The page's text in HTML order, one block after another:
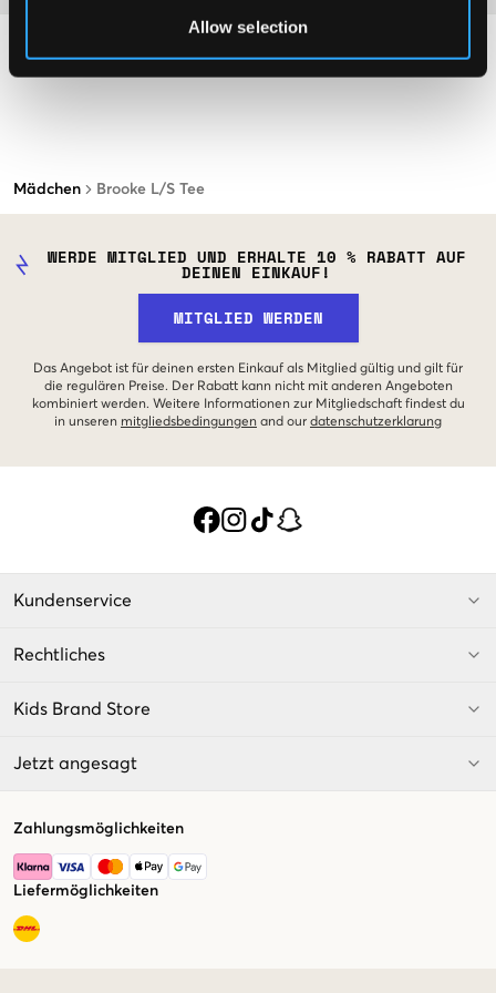
Allow selection
Mädchen Brooke L/S Tee
WERDE MITGLIED UND ERHALTE 10 % RABATT AUF
DEINEN EINKAUF!
MITGLIED WERDEN
Das Angebot ist für deinen ersten Einkauf als Mitglied gültig und gilt für
die regulären Preise. Der Rabatt kann nicht mit anderen Angeboten
kombiniert werden. Weitere Informationen zur Mitgliedschaft findest du
in unseren mitgliedsbedingungen and our datenschutzerklarung
Kundenservice
Rechtliches
Kids Brand Store
Jetzt angesagt
Zahlungsmöglichkeiten
Liefermöglichkeiten